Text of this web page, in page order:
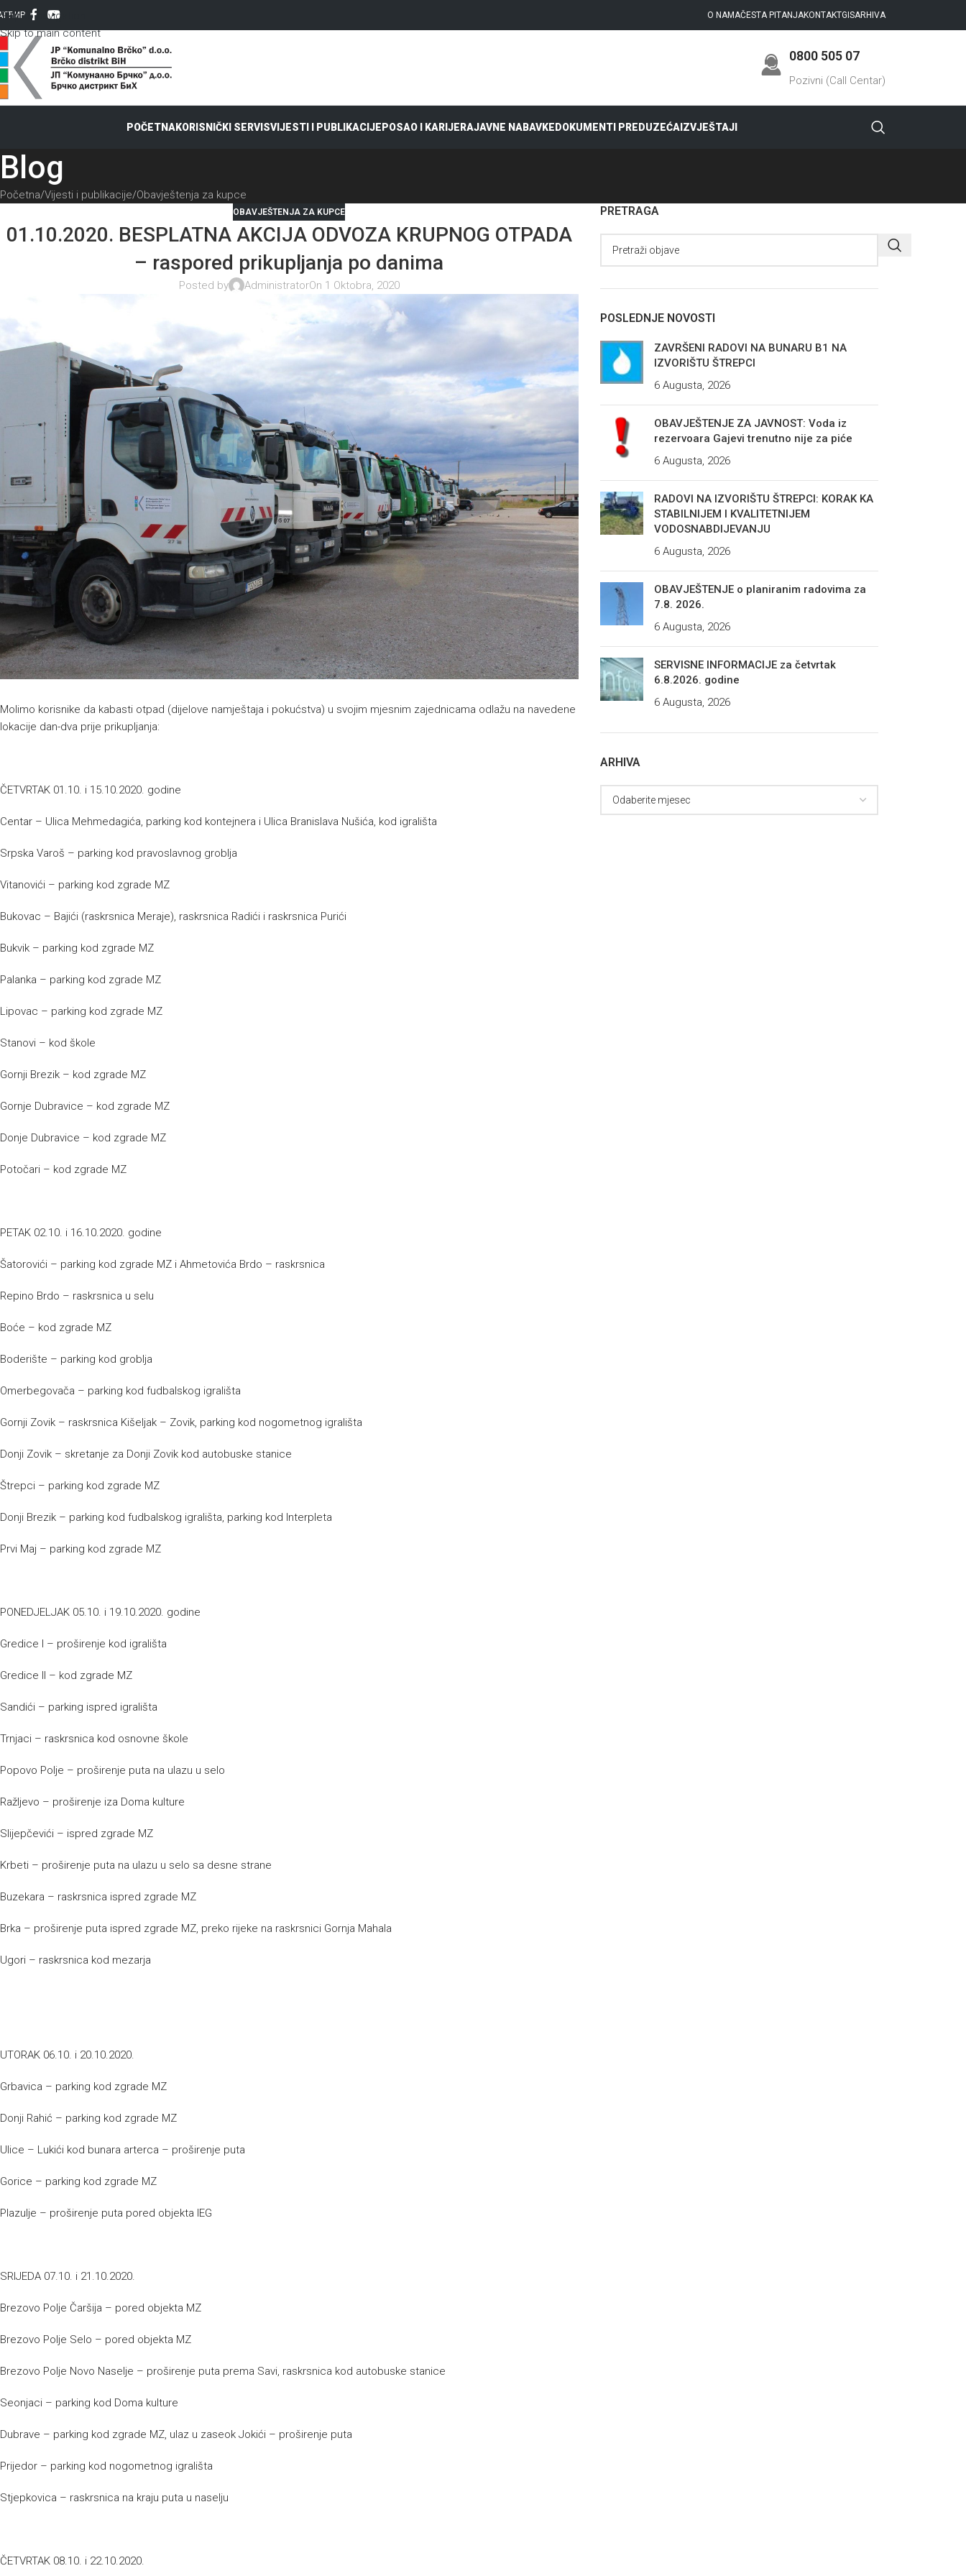
Skip to navigation
Skip to main content
ЋИР O NAMAČESTA PITANJAKONTAKTGISARHIVA
0800 505 07
Pozivni (Call Centar)
POČETNAKORISNIČKI SERVISVIJESTI I PUBLIKACIJEPOSAO I KARIJERAJAVNE NABAVKEDOKUMENTI PREDUZEĆAIZVJEŠTAJI
Blog
Početna Vijesti i publikacije Obavještenja za kupce
OBAVJEŠTENJA ZA KUPCE
01.10.2020. BESPLATNA AKCIJA ODVOZA KRUPNOG OTPADA
– raspored prikupljanja po danima
Posted by AdministratorOn 1 Oktobra, 2020
Molimo korisnike da kabasti otpad (dijelove namještaja i pokućstva) u svojim mjesnim zajednicama odlažu na navedene
lokacije dan-dva prije prikupljanja:
ČETVRTAK 01.10. i 15.10.2020. godine
Centar – Ulica Mehmedagića, parking kod kontejnera i Ulica Branislava Nušića, kod igrališta
Srpska Varoš – parking kod pravoslavnog groblja
Vitanovići – parking kod zgrade MZ
Bukovac – Bajići (raskrsnica Meraje), raskrsnica Radići i raskrsnica Purići
Bukvik – parking kod zgrade MZ
Palanka – parking kod zgrade MZ
Lipovac – parking kod zgrade MZ
Stanovi – kod škole
Gornji Brezik – kod zgrade MZ
Gornje Dubravice – kod zgrade MZ
Donje Dubravice – kod zgrade MZ
Potočari – kod zgrade MZ
PETAK 02.10. i 16.10.2020. godine
Šatorovići – parking kod zgrade MZ i Ahmetovića Brdo – raskrsnica
Repino Brdo – raskrsnica u selu
Boće – kod zgrade MZ
Boderište – parking kod groblja
Omerbegovača – parking kod fudbalskog igrališta
Gornji Zovik – raskrsnica Kišeljak – Zovik, parking kod nogometnog igrališta
Donji Zovik – skretanje za Donji Zovik kod autobuske stanice
Štrepci – parking kod zgrade MZ
Donji Brezik – parking kod fudbalskog igrališta, parking kod Interpleta
Prvi Maj – parking kod zgrade MZ
PONEDJELJAK 05.10. i 19.10.2020. godine
Gredice I – proširenje kod igrališta
Gredice II – kod zgrade MZ
Sandići – parking ispred igrališta
Trnjaci – raskrsnica kod osnovne škole
Popovo Polje – proširenje puta na ulazu u selo
Ražljevo – proširenje iza Doma kulture
Slijepčevići – ispred zgrade MZ
Krbeti – proširenje puta na ulazu u selo sa desne strane
Buzekara – raskrsnica ispred zgrade MZ
Brka – proširenje puta ispred zgrade MZ, preko rijeke na raskrsnici Gornja Mahala
Ugori – raskrsnica kod mezarja
UTORAK 06.10. i 20.10.2020.
Grbavica – parking kod zgrade MZ
Donji Rahić – parking kod zgrade MZ
Ulice – Lukići kod bunara arterca – proširenje puta
Gorice – parking kod zgrade MZ
Plazulje – proširenje puta pored objekta IEG
SRIJEDA 07.10. i 21.10.2020.
Brezovo Polje Čaršija – pored objekta MZ
Brezovo Polje Selo – pored objekta MZ
Brezovo Polje Novo Naselje – proširenje puta prema Savi, raskrsnica kod autobuske stanice
Seonjaci – parking kod Doma kulture
Dubrave – parking kod zgrade MZ, ulaz u zaseok Jokići – proširenje puta
Prijedor – parking kod nogometnog igrališta
Stjepkovica – raskrsnica na kraju puta u naselju
ČETVRTAK 08.10. i 22.10.2020.
PRETRAGA
POSLEDNJE NOVOSTI
ZAVRŠENI RADOVI NA BUNARU B1 NA
IZVORIŠTU ŠTREPCI
6 Augusta, 2026
OBAVJEŠTENJE ZA JAVNOST: Voda iz
rezervoara Gajevi trenutno nije za piće
6 Augusta, 2026
RADOVI NA IZVORIŠTU ŠTREPCI: KORAK KA
STABILNIJEM I KVALITETNIJEM
VODOSNABDIJEVANJU
6 Augusta, 2026
OBAVJEŠTENJE o planiranim radovima za
7.8. 2026.
6 Augusta, 2026
SERVISNE INFORMACIJE za četvrtak
6.8.2026. godine
6 Augusta, 2026
ARHIVA